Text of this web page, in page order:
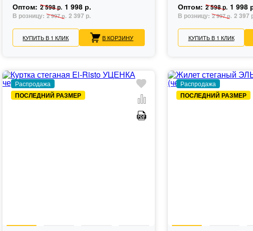
Оптом: 2 598 р. 1 998 р.
В розницу: 2 997 р. 2 397 р.
КУПИТЬ В 1 КЛИК В КОРЗИНУ
Оптом: 2 598 р. 1 998
В розницу:2 997 р. 2 397
КУПИТЬ В 1 КЛИК
Распродажа
ПОСЛЕДНИЙ РАЗМЕР
Распродажа
ПОСЛЕДНИЙ РАЗМЕР